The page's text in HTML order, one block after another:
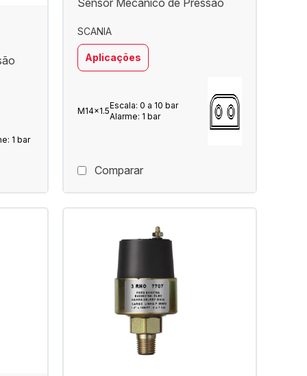
1 bar
Sensor Mecânico de Pressão
SCANIA
Aplicações
M14x1.5
Escala: 0 a 10 bar
Alarme: 1 bar
Comparar